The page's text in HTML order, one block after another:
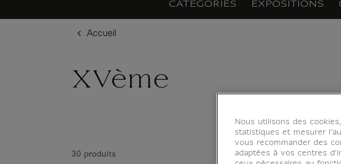
CATÉGORIES EXPOSITIONS
Accueil
XVème
30 produits
Nous utilisons des
statistiques et mesurer
vous recommander des
adaptées à vos centres